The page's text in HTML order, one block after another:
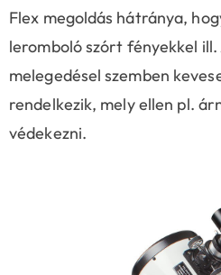
Flex megoldás hátránya,
leromboló szórt fényekkel
melegedésel szemben
rendelkezik, mely ellen pl.
védekezni.